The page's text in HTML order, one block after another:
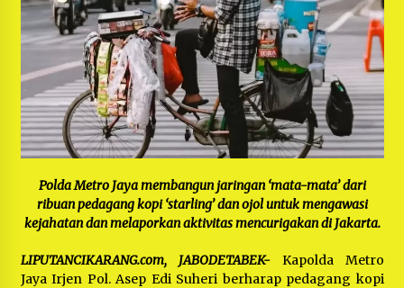
Support Camat Kedungwaringin Memberikan
Logistik Ke Posko Jurpala Kosmi
1 tahun ago
Ucapan Terimakasih Ketua Umum Jurpala
Indonesia dan KOSMI Indonesia Atas Respon
Cepat Polres Metro Bekasi dan Polsek Cikarang
Timur yang Tangkap Oknum Ormas Terkait
Pengusiran Pendirian Posko
1 tahun ago
Kodim 0509 Kabupaten Bekasi Terima 20
1 tahun ago
Gelar STQ ke-VII
1 tahun ago
Polda Metro Jaya membangun jaringan ‘mata-mata’ dari
ribuan pedagang kopi ‘starling’ dan ojol untuk mengawasi
kejahatan dan melaporkan aktivitas mencurigakan di Jakarta.
LIPUTANCIKARANG.com, JABODETABEK- Kapolda Metro
Jaya Irjen Pol. Asep Edi Suheri berharap pedagang kopi